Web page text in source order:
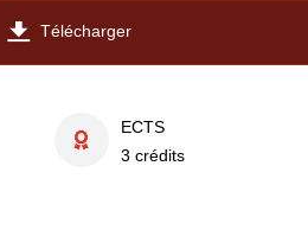
Télécharger
ECTS
3 crédits